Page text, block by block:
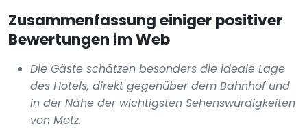
Zusammenfassung einiger positiver
Bewertungen im Web
Die Gäste schätzen besonders die ideale Lage
des Hotels, direkt gegenüber dem Bahnhof und
in der Nähe der wichtigsten Sehenswürdigkeiten
von Metz.